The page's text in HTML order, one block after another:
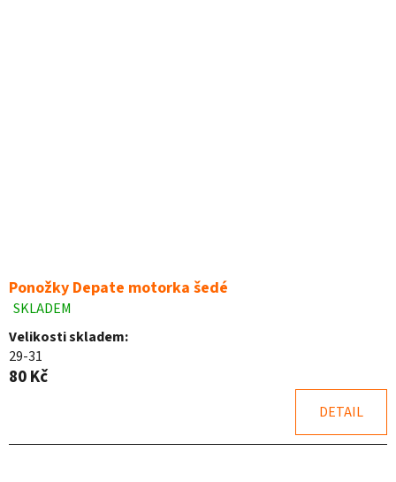
Ponožky Depate motorka šedé
Průměrné
hodnocení
produktu
je
5,0
hvězdiček.
SKLADEM
Velikosti skladem:
29-31
80 Kč
DETAIL